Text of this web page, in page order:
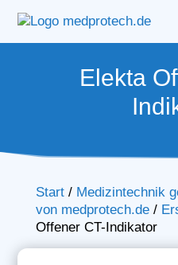
Elekta
Start/ Medizintechnik
von medprotech.de/
Offener CT-Indikator